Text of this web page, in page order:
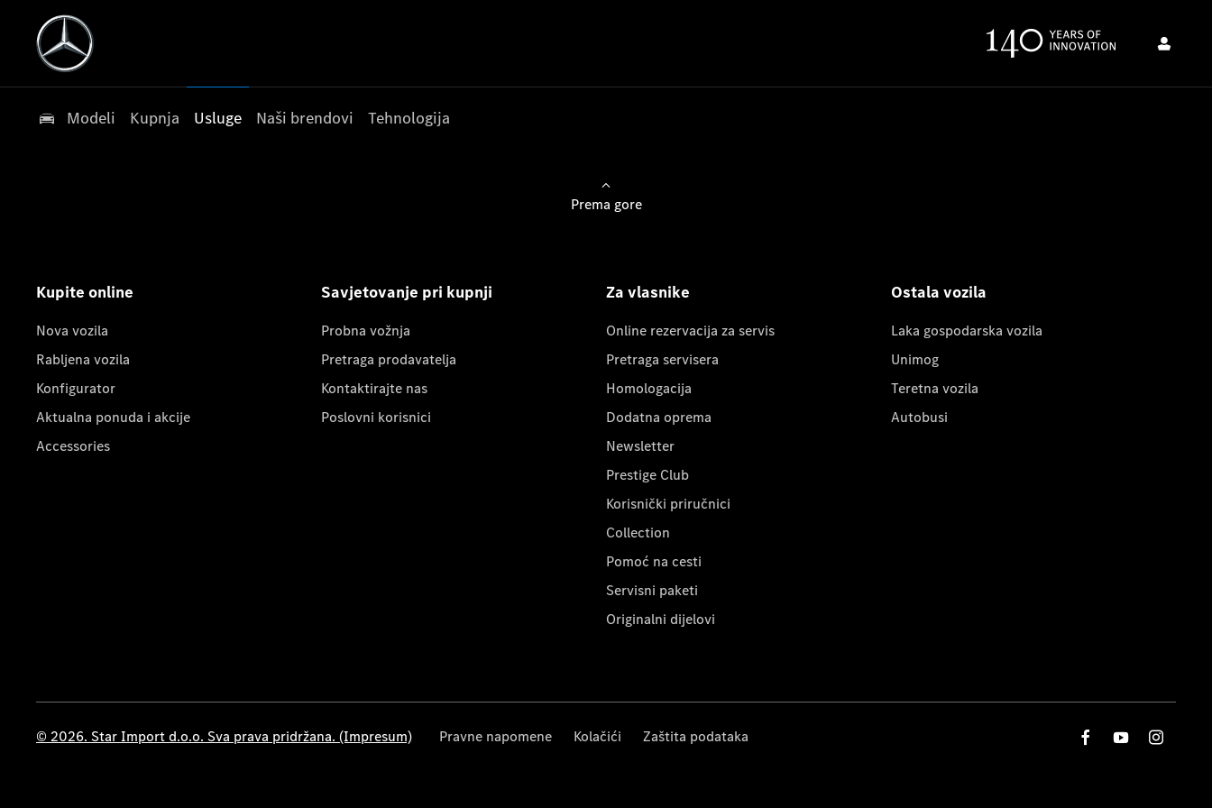
Modeli Kupnja Usluge Naši brendovi Tehnologija
Prema gore
Kupite online
Nova vozila
Rabljena vozila
Konfigurator
Aktualna ponuda i akcije
Accessories
Savjetovanje pri kupnji
Probna vožnja
Pretraga prodavatelja
Kontaktirajte nas
Poslovni korisnici
Za vlasnike
Online rezervacija za servis
Pretraga servisera
Homologacija
Dodatna oprema
Newsletter
Prestige Club
Korisnički priručnici
Collection
Pomoć na cesti
Servisni paketi
Originalni dijelovi
Ostala vozila
Laka gospodarska vozila
Unimog
Teretna vozila
Autobusi
© 2026. Star Import d.o.o. Sva prava pridržana. (Impresum) Pravne napomene Kolačići Zaštita podataka